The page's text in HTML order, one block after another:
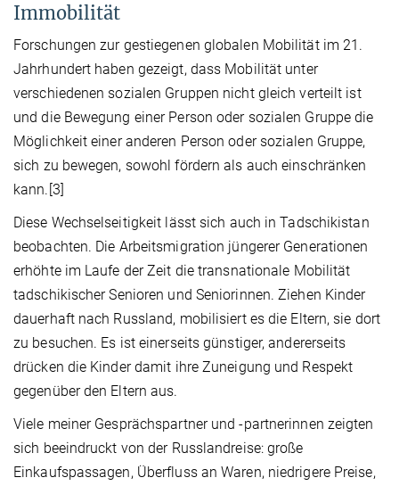
Immobilität
Forschungen zur gestiegenen globalen Mobilität im 21.
Jahrhundert haben gezeigt, dass Mobilität unter
verschiedenen sozialen Gruppen nicht gleich verteilt ist
und die Bewegung einer Person oder sozialen Gruppe die
Möglichkeit einer anderen Person oder sozialen Gruppe,
sich zu bewegen, sowohl fördern als auch einschränken
kann.[3]
Diese Wechselseitigkeit lässt sich auch in Tadschikistan
beobachten. Die Arbeitsmigration jüngerer Generationen
erhöhte im Laufe der Zeit die transnationale Mobilität
tadschikischer Senioren und Seniorinnen. Ziehen Kinder
dauerhaft nach Russland, mobilisiert es die Eltern, sie dort
zu besuchen. Es ist einerseits günstiger, andererseits
drücken die Kinder damit ihre Zuneigung und Respekt
gegenüber den Eltern aus.
Viele meiner Gesprächspartner und -partnerinnen zeigten
sich beeindruckt von der Russlandreise: große
Einkaufspassagen, Überfluss an Waren, niedrigere Preise,